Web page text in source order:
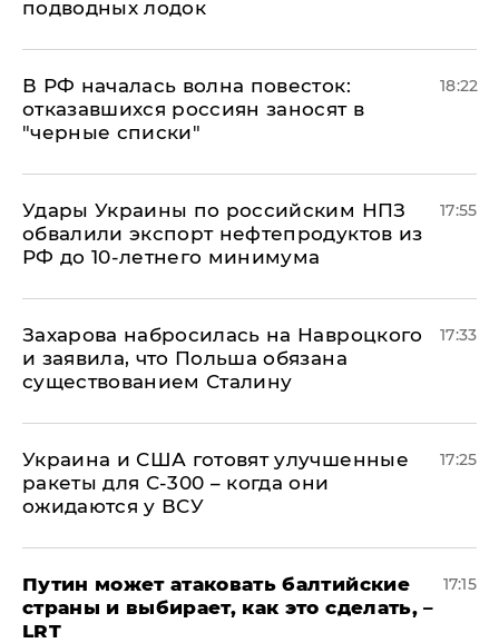
подводных лодок
​В РФ началась волна повесток:
отказавшихся россиян заносят в
"черные списки"
18:22
Удары Украины по российским НПЗ
обвалили экспорт нефтепродуктов из
РФ до 10-летнего минимума
17:55
​Захарова набросилась на Навроцкого
и заявила, что Польша обязана
существованием Сталину
17:33
Украина и США готовят улучшенные
ракеты для С-300 – когда они
ожидаются у ВСУ
17:25
Путин может атаковать балтийские
страны и выбирает, как это сделать, –
LRT
17:15